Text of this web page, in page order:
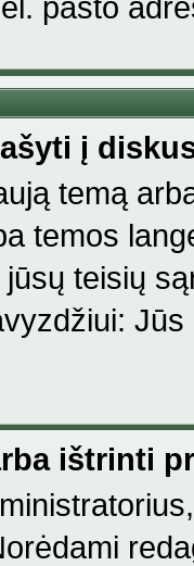
pašto
į
temą
temos
teisių
ištrinti